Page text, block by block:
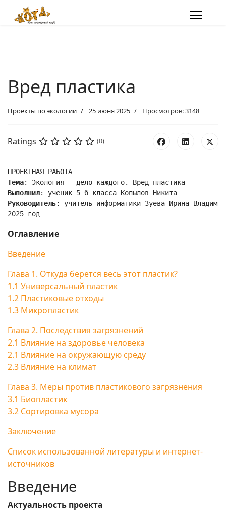
Вред пластика
Проекты по экологии 25 июня 2025 Просмотров: 3148
Ratings (0)
ПРОЕКТНАЯ РАБОТА
Тема: Экология – дело каждого. Вред пластика
Выполнил: ученик 5 б класса Копылов Никита
Руководитель: учитель информатики Зуева Ирина
2025 год
Оглавление
Введение
Глава 1. Откуда берется весь этот пластик?
1.1 Универсальный пластик
1.2 Пластиковые отходы
1.3 Микропластик
Глава 2. Последствия загрязнений
2.1 Влияние на здоровье человека
2.1 Влияние на окружающую среду
2.3 Влияние на климат
Глава 3. Меры против пластикового загрязнения
3.1 Биопластик
3.2 Сортировка мусора
Заключение
Список использованной литературы и интернет-
источников
Введение
Актуальность проекта